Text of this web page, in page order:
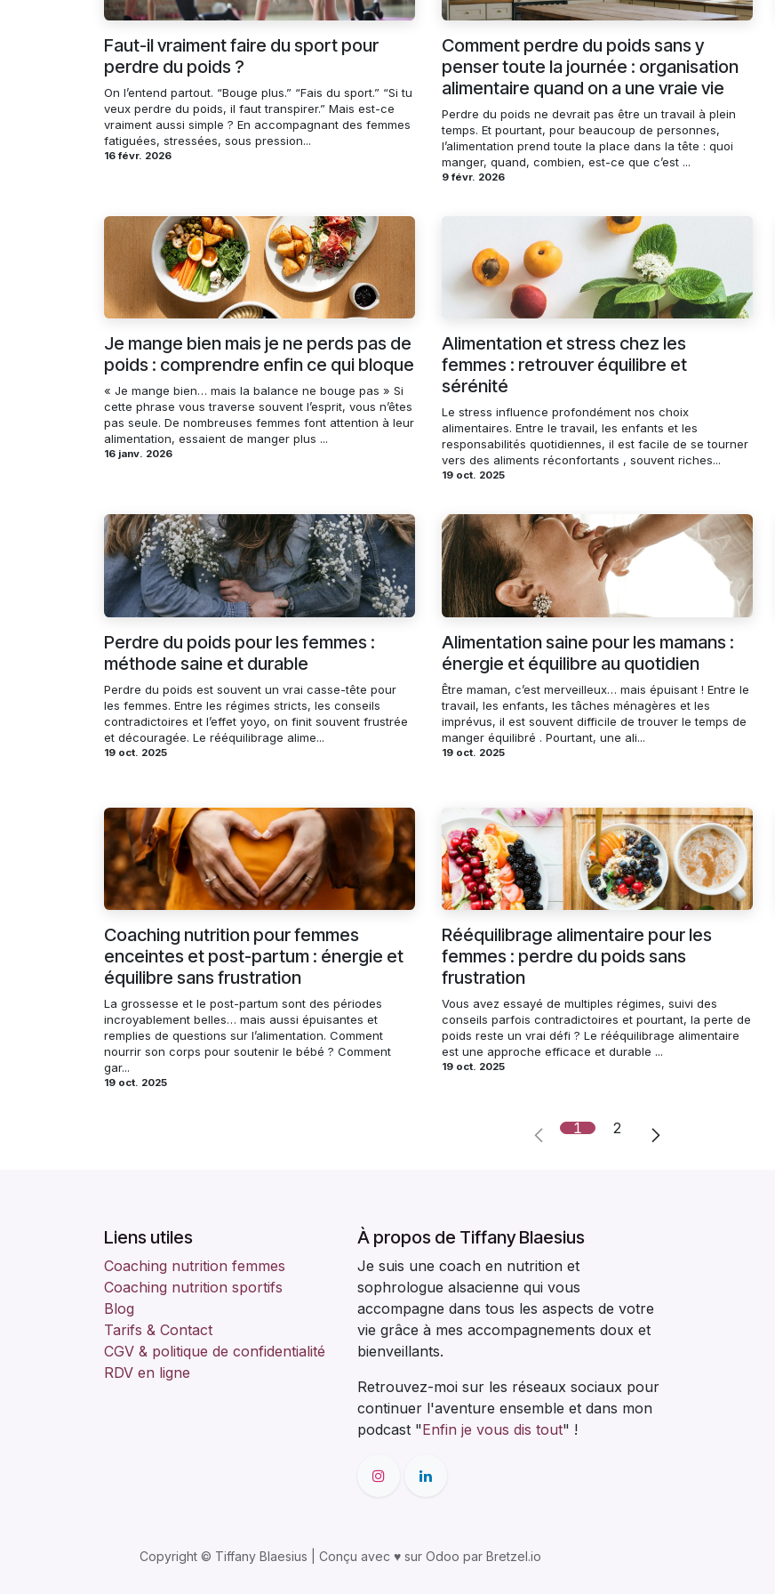
Faut-il vraiment faire du sport pour
perdre du poids ?
On l’entend partout. “Bouge plus.” “Fais du sport.” “Si tu
veux perdre du poids, il faut transpirer.” Mais est-ce
vraiment aussi simple ? En accompagnant des femmes
fatiguées, stressées, sous pression...
16 févr. 2026
Comment perdre du poids sans y
penser toute la journée : organisation
alimentaire quand on a une vraie vie
Perdre du poids ne devrait pas être un travail à plein
temps. Et pourtant, pour beaucoup de personnes,
l’alimentation prend toute la place dans la tête : quoi
manger, quand, combien, est-ce que c’est ...
9 févr. 2026
Je mange bien mais je ne perds pas de
poids : comprendre enfin ce qui bloque
« Je mange bien… mais la balance ne bouge pas » Si
cette phrase vous traverse souvent l’esprit, vous n’êtes
pas seule. De nombreuses femmes font attention à leur
alimentation, essaient de manger plus ...
16 janv. 2026
Alimentation et stress chez les
femmes : retrouver équilibre et
sérénité
Le stress influence profondément nos choix
alimentaires. Entre le travail, les enfants et les
responsabilités quotidiennes, il est facile de se tourner
vers des aliments réconfortants , souvent riches...
19 oct. 2025
Perdre du poids pour les femmes :
méthode saine et durable
Perdre du poids est souvent un vrai casse-tête pour
les femmes. Entre les régimes stricts, les conseils
contradictoires et l’effet yoyo, on finit souvent frustrée
et découragée. Le rééquilibrage alime...
19 oct. 2025
Alimentation saine pour les mamans :
énergie et équilibre au quotidien
Être maman, c’est merveilleux… mais épuisant ! Entre le
travail, les enfants, les tâches ménagères et les
imprévus, il est souvent difficile de trouver le temps de
manger équilibré . Pourtant, une ali...
19 oct. 2025
Coaching nutrition pour femmes
enceintes et post-partum : énergie et
équilibre sans frustration
La grossesse et le post-partum sont des périodes
incroyablement belles… mais aussi épuisantes et
remplies de questions sur l’alimentation. Comment
nourrir son corps pour soutenir le bébé ? Comment
gar...
19 oct. 2025
Rééquilibrage alimentaire pour les
femmes : perdre du poids sans
frustration
Vous avez essayé de multiples régimes, suivi des
conseils parfois contradictoires et pourtant, la perte de
poids reste un vrai défi ? Le rééquilibrage alimentaire
est une approche efficace et durable ...
19 oct. 2025
1 2
Liens utiles
Coaching nutrition femmes
Coaching nutrition sportifs
Blog
Tarifs & Contact
CGV & politique de confidentialité
RDV en ligne
À propos de Tiffany Blaesius
Je suis une coach en nutrition et
sophrologue alsacienne qui vous
accompagne dans tous les aspects de votre
vie grâce à mes accompagnements doux et
bienveillants.
Retrouvez-moi sur les réseaux sociaux pour
continuer l'aventure ensemble et dans mon
podcast "Enfin je vous dis tout" !
Copyright © Tiffany Blaesius | Conçu avec ♥ sur Odoo par Bretzel.io